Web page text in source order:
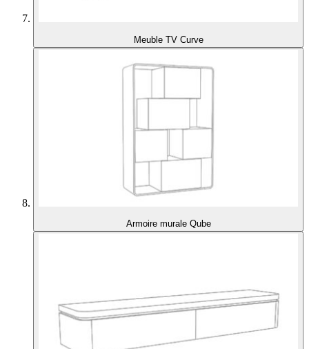
Meuble TV Curve
Armoire murale Qube